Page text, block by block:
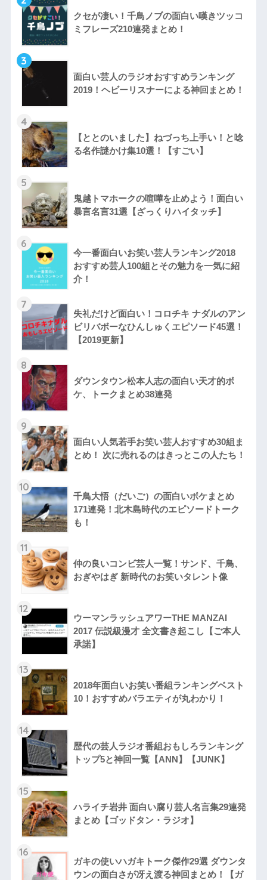
クセが凄い！千鳥ノブの面白い嘆きツッコ
ミフレーズ210連発まとめ！
3
面白い芸人のラジオおすすめランキング
2019！ヘビーリスナーによる神回まとめ！
4
【ととのいました】ねづっち上手い！と唸
る名作謎かけ集10選！【すごい】
5
鬼越トマホークの喧嘩を止めよう！面白い
暴言名言31選【ざっくりハイタッチ】
6
今一番面白いお笑い芸人ランキング2018
おすすめ芸人100組とその魅力を一気に紹
介！
7
失礼だけど面白い！コロチキ ナダルのアン
ビリバボーなひんしゅくエピソード45選！
【2019更新】
8
ダウンタウン松本人志の面白い天才的ボ
ケ、トークまとめ38連発
9
面白い人気若手お笑い芸人おすすめ30組ま
とめ！ 次に売れるのはきっとこの人たち！
10
千鳥大悟（だいご）の面白いボケまとめ
171連発！北木島時代のエピソードトーク
も！
11
仲の良いコンビ芸人一覧！サンド、千鳥、
おぎやはぎ 新時代のお笑いタレント像
12
ウーマンラッシュアワーTHE MANZAI
2017 伝説級漫才 全文書き起こし【ご本人
承諾】
13
2018年面白いお笑い番組ランキングベスト
10！おすすめバラエティが丸わかり！
14
歴代の芸人ラジオ番組おもしろランキング
トップ5と神回一覧【ANN】【JUNK】
15
ハライチ岩井 面白い腐り芸人名言集29連発
まとめ【ゴッドタン・ラジオ】
16
ガキの使いハガキトーク傑作29選 ダウンタ
ウンの面白さが冴え渡る神回まとめ！【ガ